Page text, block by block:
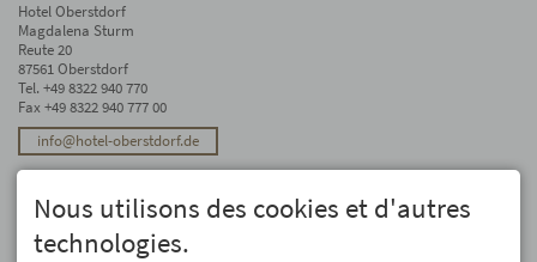
Hotel Oberstdorf
Magdalena Sturm
Reute 20
87561 Oberstdorf
Tel. +49 8322 940 770
Fax +49 8322 940 777 00
info@hotel-oberstdorf.de
We will not forward your email address. And we don’t like spam, either. We
promise! You can unsubscribe at any time.
Nous utilisons des cookies et d'autres
technologies.